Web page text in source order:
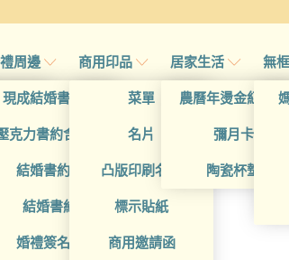
帖
帖
帖
周邊
現成結婚書約夾
克力書約含木座
結婚書約組
結婚書約
婚禮簽名簿
商用印品
菜單
名片
凸版印刷名片
標示貼紙
商用邀請函
居家生活
農曆年燙金紅包袋
彌月卡
陶瓷杯墊
無